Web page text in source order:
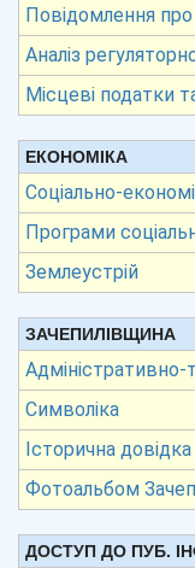
Повідомлення
Аналіз
Місцеві податки
ЕКОНОМІКА
Соціально-
Програми
Землеустрій
ЗАЧЕПИЛІВЩИНА
Адміністративно-
Символіка
Історична довідка
Фотоальбом
ДОСТУП ДО ПУБ.